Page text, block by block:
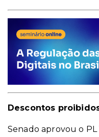
Descontos
Senado aprovou o